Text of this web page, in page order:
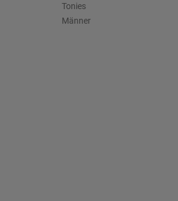
Tonies
Männer